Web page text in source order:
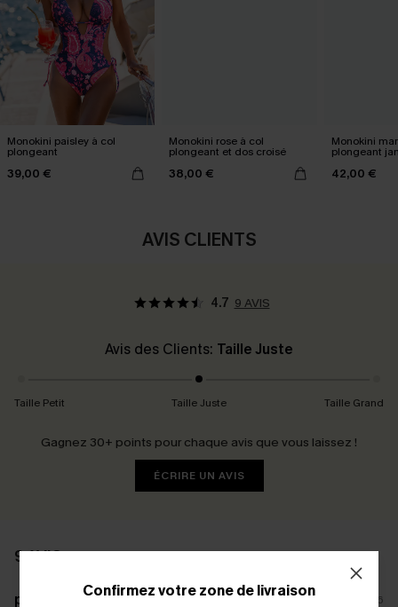
Monokini paisley à col
plongeant
39,00 €
Monokini rose à col
plongeant et dos croisé
38,00 €
Monokini
plongeant
42,00 €
AVIS CLIENTS
4.7 9 AVIS
Avis des Clients: Taille Juste
Taille Petit Taille Juste Taille Grand
Gagnez 30+ points pour chaque avis que vous laissez !
ÉCRIRE UN AVIS
9 AVIS
p**** 20/07/2026
Confirmez votre zone de livraison